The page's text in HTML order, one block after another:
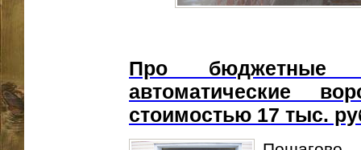
Про бюджетные
автоматические
стоимостью 17 тыс.